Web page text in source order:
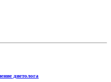
диетолога